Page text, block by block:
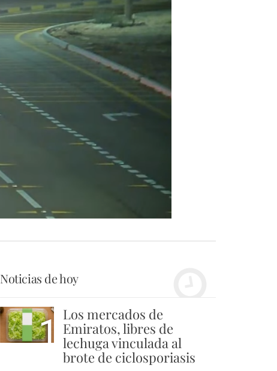
Noticias de hoy
1 Los mercados de
Emiratos, libres de
lechuga vinculada al
brote de ciclosporiasis